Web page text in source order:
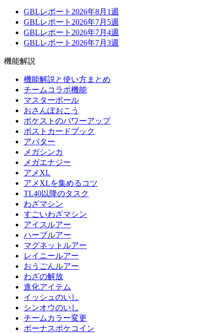
GBLレポート2026年8月1週
GBLレポート2026年7月5週
GBLレポート2026年7月4週
GBLレポート2026年7月3週
機能解説
機能解説と使い方まとめ
チームコラボ機能
マスターボール
おさんぽおこう
ポケストのパワーアップ
ポストカードブック
アバター
メガシンカ
メガエナジー
アメXL
アメXLを集めるコツ
TL40以降のタスク
わざマシン
すごいわざマシン
アイスルアー
ハーブルアー
マグネットルアー
レイニールアー
おうごんルアー
わざの解放
進化アイテム
イッシュのいし
シンオウのいし
チームカラー変更
ボーナスポケコイン